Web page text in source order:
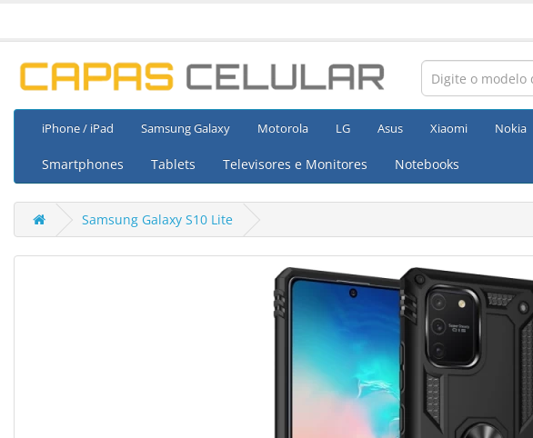
iPhone / iPad Samsung Galaxy Motorola LG Asus Xiaomi Nokia
Smartphones Tablets Televisores e Monitores Notebooks
Samsung Galaxy S10 Lite